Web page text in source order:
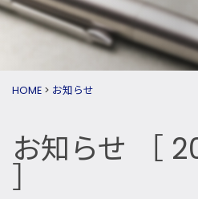
HOME > お知らせ
お知らせ ［
］